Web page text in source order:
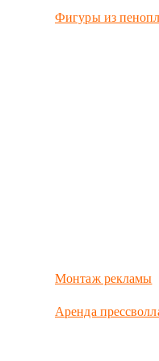
Фигуры из
Монтаж рекламы
Аренда